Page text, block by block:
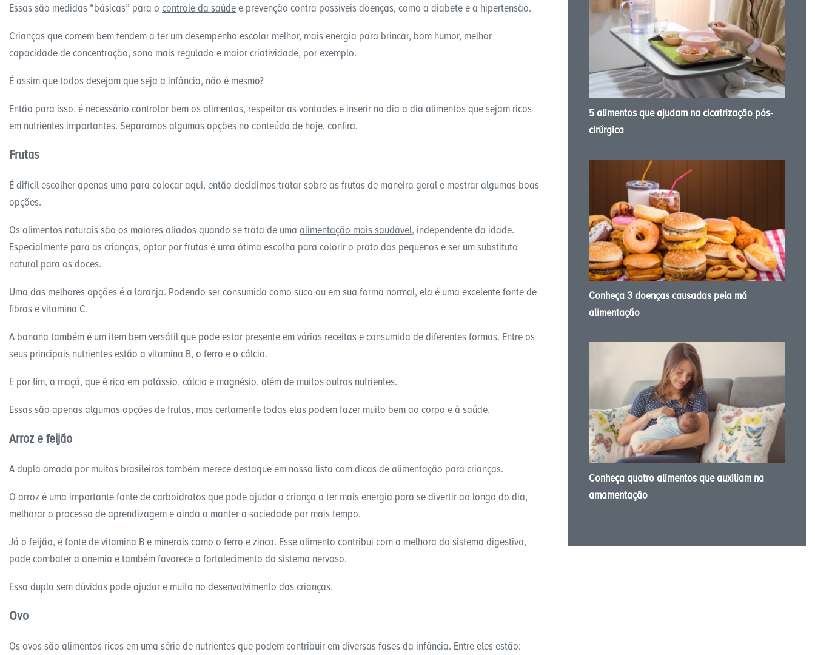
Essas são medidas “básicas” para o controle da saúdee prevenção contra possíveis doenças, como a diabete e a hipertensão.
Crianças que comem bem tendem a ter um desempenho escolar melhor, mais energia para brincar, bom humor, melhor
capacidade de concentração, sono mais regulado e maior criatividade, por exemplo.
É assim que todos desejam que seja a infância, não é mesmo?
Então para isso, é necessário controlar bem os alimentos, respeitar as vontades e inserir no dia a dia alimentos que sejam ricos
em nutrientes importantes. Separamos algumas opções no conteúdo de hoje, confira.
Frutas
É difícil escolher apenas uma para colocar aqui, então decidimos tratar sobre as frutas de maneira geral e mostrar algumas boas
opções.
Os alimentos naturais são os maiores aliados quando se trata de uma alimentação mais saudável, independente da idade.
Especialmente para as crianças, optar por frutas é uma ótima escolha para colorir o prato dos pequenos e ser um substituto
natural para os doces.
Uma das melhores opções é a laranja. Podendo ser consumida como suco ou em sua forma normal, ela é uma excelente fonte de
fibras e vitamina C.
A banana também é um item bem versátil que pode estar presente em várias receitas e consumida de diferentes formas. Entre os
seus principais nutrientes estão a vitamina B, o ferro e o cálcio.
E por fim, a maçã, que é rica em potássio, cálcio e magnésio, além de muitos outros nutrientes.
Essas são apenas algumas opções de frutas, mas certamente todas elas podem fazer muito bem ao corpo e à saúde.
Arroz e feijão
A dupla amada por muitos brasileiros também merece destaque em nossa lista com dicas de alimentação para crianças.
O arroz é uma importante fonte de carboidratos que pode ajudar a criança a ter mais energia para se divertir ao longo do dia,
melhorar o processo de aprendizagem e ainda a manter a saciedade por mais tempo.
Já o feijão, é fonte de vitamina B e minerais como o ferro e zinco. Esse alimento contribui com a melhora do sistema digestivo,
pode combater a anemia e também favorece o fortalecimento do sistema nervoso.
Essa dupla sem dúvidas pode ajudar e muito no desenvolvimento das crianças.
Ovo
Os ovos são alimentos ricos em uma série de nutrientes que podem contribuir em diversas fases da infância. Entre eles estão:
5 alimentos que ajudam na cicatrização pós-
cirúrgica
Conheça 3 doenças causadas pela má
alimentação
Conheça quatro alimentos que auxiliam na
amamentação